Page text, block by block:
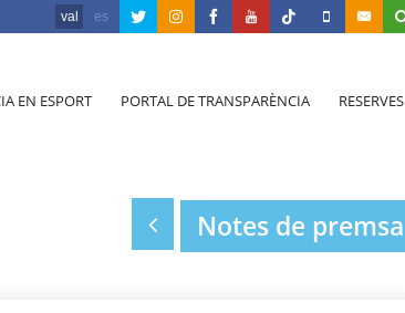
val es
EN ESPORT PORTAL DE TRANSPARÈNCIA RESERVES
Notes de premsa